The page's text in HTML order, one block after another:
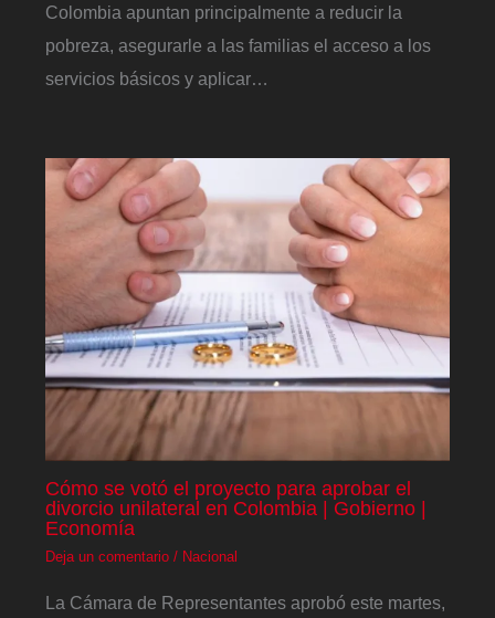
Colombia apuntan principalmente a reducir la
pobreza, asegurarle a las familias el acceso a los
servicios básicos y aplicar…
Cómo se votó el proyecto para aprobar el
divorcio unilateral en Colombia | Gobierno |
Economía
Deja un comentario / Nacional
La Cámara de Representantes aprobó este martes,